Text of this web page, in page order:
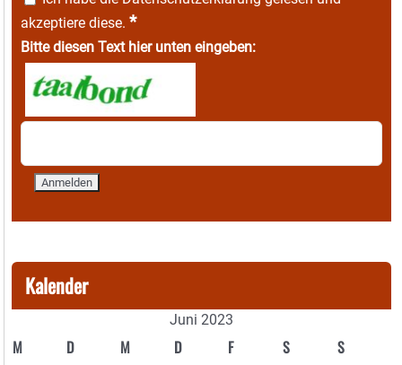
akzeptiere diese. *
Bitte diesen Text hier unten eingeben:
Kalender
Juni 2023
M D M D F S S